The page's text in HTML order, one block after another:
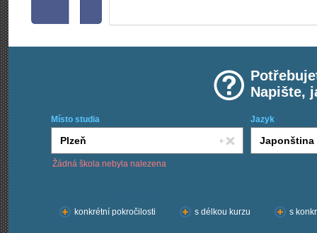
Napište,
Místo studia Jazyk
Žádná škola nebyla nalezena
konkrétní pokročilosti
s délkou kurzu s